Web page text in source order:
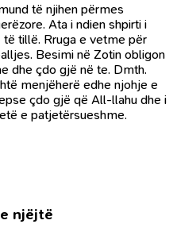
të njihen përmes
Ata i ndien shpirti i
tillë. Rruga e vetme për
Besimi në Zotin obligon
dhe çdo gjë në te. Dmth.
menjëherë edhe njohje e
çdo gjë që All-llahu dhe i
e patjetërsueshme.
njëjtë